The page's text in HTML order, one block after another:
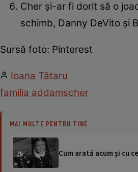
Cher și-ar fi dorit să o
schimb, Danny DeVito și
Sursă foto: Pinterest
Ioana Tătaru
familia addamscher
MAI MULTE PENTRU TINE
Cum arată acum şi cu